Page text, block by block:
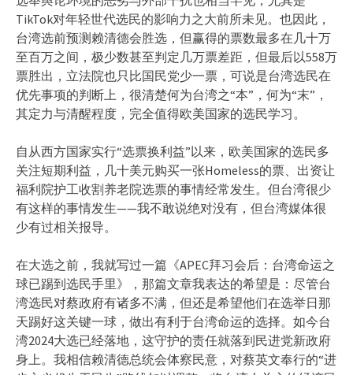
TikTok对年轻世代选民的影响力之大前所未见。也因此，
台湾选前预测赖清德会胜选，但赢得的票数最多在几十万
至百万之间，极少数甚至判定几万票差距，但最后以558万
票胜出，立法院也只比国民党少一票，可说是台湾选民在
优先事项的判断上，很清楚何为台湾之“本”，何为“末”，
其定力与清醒程度，完全值得欧美国家的选民学习。
自从西方国家实行“选票换利益”以来，欧美国家的选民多
关注短期利益，几十美元购买一张Homeless的票、出资让
福利院护工收割养老院选票的事情经常发生。但台湾很少
有这样的事情发生——我不敢说绝对没有，但台湾媒体很
少有过相关报导。
在大选之前，我就写过一篇《APEC拜习会后：台湾命运之
球已踢到选民手里》，那篇文章我表达的希望是：尽管台
湾选民对蔡政府有诸多不满，但还是希望他们在选举日那
天踢好这关键一球，做出有利于台湾命运的选择。如今台
湾2024大选已经落地，这守护的责任就落到民进党新政府
身上。我相信赖清德总统会体察民意，对蔡英文奉行的“进